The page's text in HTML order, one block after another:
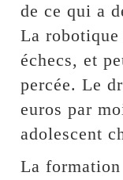
de ce qui a
La
échecs, et
percée. Le
euros par
adolescent
La